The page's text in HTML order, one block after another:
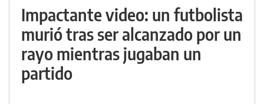
Impactante video: un futbolista
murió tras ser alcanzado por un
rayo mientras jugaban un
partido